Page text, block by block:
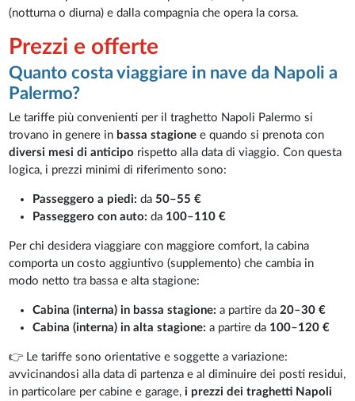
(notturna o diurna) e dalla compagnia che opera la corsa.
Prezzi e offerte
Quanto costa viaggiare in nave da Napoli a
Palermo?
Le tariffe più convenienti per il traghetto Napoli Palermo si
trovano in genere in bassa stagione e quando si prenota con
diversi mesi di anticipo rispetto alla data di viaggio. Con questa
logica, i prezzi minimi di riferimento sono:
Passeggero a piedi: da50–55 €
Passeggero con auto: da 100–110 €
Per chi desidera viaggiare con maggiore comfort, la cabina
comporta un costo aggiuntivo (supplemento) che cambia in
modo netto tra bassa e alta stagione:
Cabina (interna) in bassa stagione: a partire da20–30 €
Cabina (interna) in alta stagione: a partire da 100–120 €
👉 Le tariffe sono orientative e soggette a variazione:
avvicinandosi alla data di partenza e al diminuire dei posti residui,
in particolare per cabine e garage,i prezzi dei traghetti Napoli